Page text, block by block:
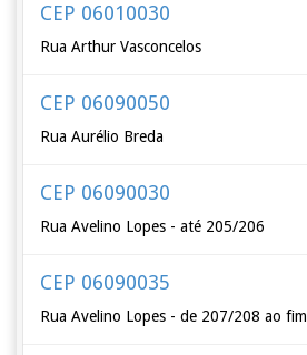
CEP 06010030
Rua Arthur Vasconcelos
CEP 06090050
Rua Aurélio Breda
CEP 06090030
Rua Avelino Lopes - até 205/206
CEP 06090035
Rua Avelino Lopes - de 207/208 ao fim